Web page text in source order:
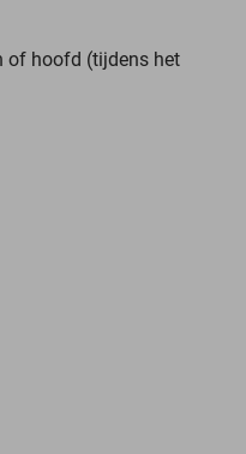
of hoofd (tijdens het